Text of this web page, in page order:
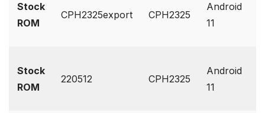
Stock
ROM
CPH2325export CPH2325
Android
11
Stock
ROM
220512 CPH2325
Android
11